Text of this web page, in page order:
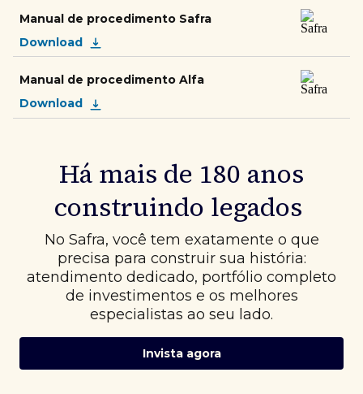
Manual de procedimento Safra
Download
Manual de procedimento Alfa
Download
Há mais de 180 anos
construindo legados
No Safra, você tem exatamente o que
precisa para construir sua história:
atendimento dedicado, portfólio completo
de investimentos e os melhores
especialistas ao seu lado.
Invista agora